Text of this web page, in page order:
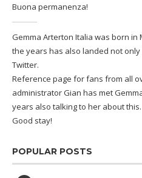
Buona permanenza!
Gemma Arterton Italia was born in
the years has also landed not
Twitter.
Reference page for fans from all
administrator Gian has met
years also talking to her about this.
Good stay!
POPULAR POSTS